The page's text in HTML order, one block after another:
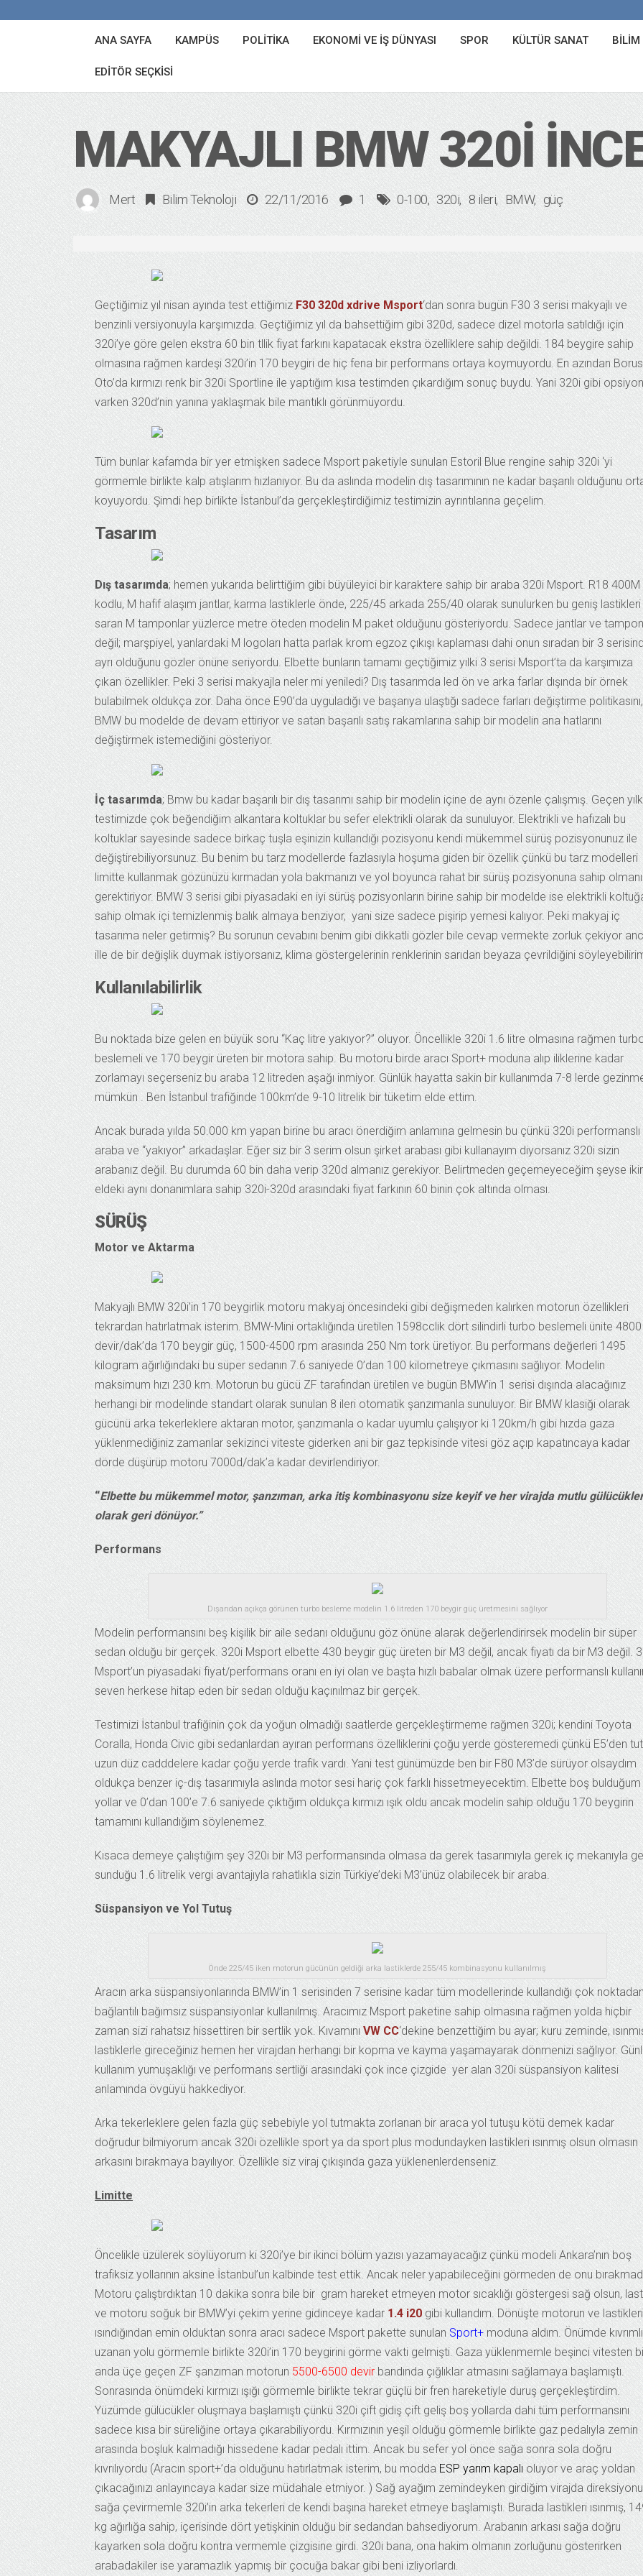
ANA SAYFA KAMPÜS POLITIKA EKONOMI VE İŞ DÜNYASI SPOR KÜLTÜR SANAT BILIM
EDITÖR SEÇKISI
MAKYAJLI BMW 320I
Mert Bilim Teknoloji 22/11/2016 1 0-100 320i 8 ileri BMW güç
Geçtiğimiz yıl nisan ayında test ettiğimiz F30 320d xdrive Msport‘dan sonra bugün F30 3 serisi makyajlı ve
benzinli versiyonuyla karşımızda. Geçtiğimiz yıl da bahsettiğim gibi 320d, sadece dizel motorla satıldığı için
320i’ye göre gelen ekstra 60 bin tllik fiyat farkını kapatacak ekstra özelliklere sahip değildi. 184 beygire sahip
olmasına rağmen kardeşi 320i’in 170 beygiri de hiç fena bir performans ortaya koymuyordu. En azından
Oto’da kırmızı renk bir 320i Sportline ile yaptığım kısa testimden çıkardığım sonuç buydu. Yani 320i gibi opsiyon
varken 320d’nin yanına yaklaşmak bile mantıklı görünmüyordu.
Tüm bunlar kafamda bir yer etmişken sadece Msport paketiyle sunulan Estoril Blue rengine sahip 320i ‘yi
görmemle birlikte kalp atışlarım hızlanıyor. Bu da aslında modelin dış tasarımının ne kadar başarılı olduğunu
koyuyordu. Şimdi hep birlikte İstanbul’da gerçekleştirdiğimiz testimizin ayrıntılarına geçelim.
Tasarım
Dış tasarımda; hemen yukarıda belirttiğim gibi büyüleyici bir karaktere sahip bir araba 320i Msport. R18 400M
kodlu, M hafif alaşım jantlar, karma lastiklerle önde, 225/45 arkada 255/40 olarak sunulurken bu geniş lastikleri
saran M tamponlar yüzlerce metre öteden modelin M paket olduğunu gösteriyordu. Sadece jantlar ve
değil; marşpiyel, yanlardaki M logoları hatta parlak krom egzoz çıkışı kaplaması dahi onun sıradan bir 3
ayrı olduğunu gözler önüne seriyordu. Elbette bunların tamamı geçtiğimiz yılki 3 serisi Msport’ta da karşımıza
çıkan özellikler. Peki 3 serisi makyajla neler mi yeniledi? Dış tasarımda led ön ve arka farlar dışında bir örnek
bulabilmek oldukça zor. Daha önce E90’da uyguladığı ve başarıya ulaştığı sadece farları değiştirme politikasını,
BMW bu modelde de devam ettiriyor ve satan başarılı satış rakamlarına sahip bir modelin ana hatlarını
değiştirmek istemediğini gösteriyor.
İç tasarımda; Bmw bu kadar başarılı bir dış tasarımı sahip bir modelin içine de aynı özenle çalışmış. Geçen
testimizde çok beğendiğim alkantara koltuklar bu sefer elektrikli olarak da sunuluyor. Elektrikli ve hafızalı bu
koltuklar sayesinde sadece birkaç tuşla eşinizin kullandığı pozisyonu kendi mükemmel sürüş pozisyonunuz ile
değiştirebiliyorsunuz. Bu benim bu tarz modellerde fazlasıyla hoşuma giden bir özellik çünkü bu tarz modelleri
limitte kullanmak gözünüzü kırmadan yola bakmanızı ve yol boyunca rahat bir sürüş pozisyonuna sahip
gerektiriyor. BMW 3 serisi gibi piyasadaki en iyi sürüş pozisyonların birine sahip bir modelde ise elektrikli
sahip olmak içi temizlenmiş balık almaya benziyor, yani size sadece pişirip yemesi kalıyor. Peki makyaj iç
tasarıma neler getirmiş? Bu sorunun cevabını benim gibi dikkatli gözler bile cevap vermekte zorluk çekiyor
ille de bir değişlik duymak istiyorsanız, klima göstergelerinin renklerinin sarıdan beyaza çevrildiğini
Kullanılabilirlik
Bu noktada bize gelen en büyük soru “Kaç litre yakıyor?” oluyor. Öncellikle 320i 1.6 litre olmasına rağmen
beslemeli ve 170 beygir üreten bir motora sahip. Bu motoru birde aracı Sport+ moduna alıp iliklerine kadar
zorlamayı seçerseniz bu araba 12 litreden aşağı inmiyor. Günlük hayatta sakin bir kullanımda 7-8 lerde
mümkün . Ben İstanbul trafiğinde 100km’de 9-10 litrelik bir tüketim elde ettim.
Ancak burada yılda 50.000 km yapan birine bu aracı önerdiğim anlamına gelmesin bu çünkü 320i performanslı
araba ve “yakıyor” arkadaşlar. Eğer siz bir 3 serim olsun şirket arabası gibi kullanayım diyorsanız 320i sizin
arabanız değil. Bu durumda 60 bin daha verip 320d almanız gerekiyor. Belirtmeden geçemeyeceğim şeyse
eldeki aynı donanımlara sahip 320i-320d arasındaki fiyat farkının 60 binin çok altında olması.
SÜRÜŞ
Motor ve Aktarma
Makyajlı BMW 320i’in 170 beygirlik motoru makyaj öncesindeki gibi değişmeden kalırken motorun özellikleri
tekrardan hatırlatmak isterim. BMW-Mini ortaklığında üretilen 1598cclik dört silindirli turbo beslemeli ünite 4800
devir/dak’da 170 beygir güç, 1500-4500 rpm arasında 250 Nm tork üretiyor. Bu performans değerleri 1495
kilogram ağırlığındaki bu süper sedanın 7.6 saniyede 0’dan 100 kilometreye çıkmasını sağlıyor. Modelin
maksimum hızı 230 km. Motorun bu gücü ZF tarafından üretilen ve bugün BMW’in 1 serisi dışında alacağınız
herhangi bir modelinde standart olarak sunulan 8 ileri otomatik şanzımanla sunuluyor. Bir BMW klasiği olarak
gücünü arka tekerleklere aktaran motor, şanzımanla o kadar uyumlu çalışıyor ki 120km/h gibi hızda gaza
yüklenmediğiniz zamanlar sekizinci viteste giderken ani bir gaz tepkisinde vitesi göz açıp kapatıncaya kadar
dörde düşürüp motoru 7000d/dak’a kadar devirlendiriyor.
“Elbette bu mükemmel motor, şanzıman, arka itiş kombinasyonu size keyif ve her virajda mutlu gülücükler
olarak geri dönüyor.”
Performans
Dışarıdan açıkça görünen turbo besleme modelin 1.6 litreden 170 beygir güç üretmesini sağlıyor
Modelin performansını beş kişilik bir aile sedanı olduğunu göz önüne alarak değerlendirirsek modelin bir süper
sedan olduğu bir gerçek. 320i Msport elbette 430 beygir güç üreten bir M3 değil, ancak fiyatı da bir M3 değil.
Msport’un piyasadaki fiyat/performans oranı en iyi olan ve başta hızlı babalar olmak üzere performanslı
seven herkese hitap eden bir sedan olduğu kaçınılmaz bir gerçek.
Testimizi İstanbul trafiğinin çok da yoğun olmadığı saatlerde gerçekleştirmeme rağmen 320i; kendini Toyota
Coralla, Honda Civic gibi sedanlardan ayıran performans özelliklerini çoğu yerde gösteremedi çünkü E5’den
uzun düz cadddelere kadar çoğu yerde trafik vardı. Yani test günümüzde ben bir F80 M3’de sürüyor olsaydım
oldukça benzer iç-dış tasarımıyla aslında motor sesi hariç çok farklı hissetmeyecektim. Elbette boş bulduğum
yollar ve 0’dan 100’e 7.6 saniyede çıktığım oldukça kırmızı ışık oldu ancak modelin sahip olduğu 170 beygirin
tamamını kullandığım söylenemez.
Kısaca demeye çalıştığım şey 320i bir M3 performansında olmasa da gerek tasarımıyla gerek iç mekanıyla
sunduğu 1.6 litrelik vergi avantajıyla rahatlıkla sizin Türkiye’deki M3’ünüz olabilecek bir araba.
Süspansiyon ve Yol Tutuş
Önde 225/45 iken motorun gücünün geldiği arka lastiklerde 255/45 kombinasyonu kullanılmış
Aracın arka süspansiyonlarında BMW’in 1 serisinden 7 serisine kadar tüm modellerinde kullandığı çok
bağlantılı bağımsız süspansiyonlar kullanılmış. Aracımız Msport paketine sahip olmasına rağmen yolda hiçbir
zaman sizi rahatsız hissettiren bir sertlik yok. Kıvamını VW CC‘dekine benzettiğim bu ayar; kuru zeminde,
lastiklerle gireceğiniz hemen her virajdan herhangi bir kopma ve kayma yaşamayarak dönmenizi sağlıyor.
kullanım yumuşaklığı ve performans sertliği arasındaki çok ince çizgide yer alan 320i süspansiyon kalitesi
anlamında övgüyü hakkediyor.
Arka tekerleklere gelen fazla güç sebebiyle yol tutmakta zorlanan bir araca yol tutuşu kötü demek kadar
doğrudur bilmiyorum ancak 320i özellikle sport ya da sport plus modundayken lastikleri ısınmış olsun olmasın
arkasını bırakmaya bayılıyor. Özellikle siz viraj çıkışında gaza yüklenenlerdenseniz.
Limitte
Öncelikle üzülerek söylüyorum ki 320i’ye bir ikinci bölüm yazısı yazamayacağız çünkü modeli Ankara’nın boş
trafiksiz yollarının aksine İstanbul’un kalbinde test ettik. Ancak neler yapabileceğini görmeden de onu
Motoru çalıştırdıktan 10 dakika sonra bile bir gram hareket etmeyen motor sıcaklığı göstergesi sağ olsun,
ve motoru soğuk bir BMW’yi çekim yerine gidinceye kadar 1.4 i20 gibi kullandım. Dönüşte motorun ve
ısındığından emin olduktan sonra aracı sadece Msport pakette sunulan Sport+ moduna aldım. Önümde kıvrımlı
uzanan yolu görmemle birlikte 320i’in 170 beygirini görme vakti gelmişti. Gaza yüklenmemle beşinci vitesten
anda üçe geçen ZF şanzıman motorun 5500-6500 devir bandında çığlıklar atmasını sağlamaya başlamıştı.
Sonrasında önümdeki kırmızı ışığı görmemle birlikte tekrar güçlü bir fren hareketiyle duruş gerçekleştirdim.
Yüzümde gülücükler oluşmaya başlamıştı çünkü 320i çift gidiş çift geliş boş yollarda dahi tüm performansını
sadece kısa bir süreliğine ortaya çıkarabiliyordu. Kırmızının yeşil olduğu görmemle birlikte gaz pedalıyla zemin
arasında boşluk kalmadığı hissedene kadar pedalı ittim. Ancak bu sefer yol önce sağa sonra sola doğru
kıvrılıyordu (Aracın sport+’da olduğunu hatırlatmak isterim, bu modda ESP yarım kapalı oluyor ve araç yoldan
çıkacağınızı anlayıncaya kadar size müdahale etmiyor. ) Sağ ayağım zemindeyken girdiğim virajda direksiyonu
sağa çevirmemle 320i’in arka tekerleri de kendi başına hareket etmeye başlamıştı. Burada lastikleri ısınmış,
kg ağırlığa sahip, içerisinde dört yetişkinin olduğu bir sedandan bahsediyorum. Arabanın arkası sağa doğru
kayarken sola doğru kontra vermemle çizgisine girdi. 320i bana, ona hakim olmanın zorluğunu gösterirken
arabadakiler ise yaramazlık yapmış bir çocuğa bakar gibi beni izliyorlardı.